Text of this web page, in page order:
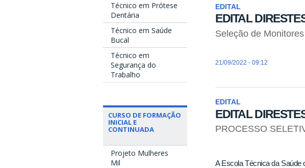
Técnico em Prótese
Dentária
Técnico em Saúde
Bucal
Técnico em
Segurança do
Trabalho
CURSO DE FORMAÇÃO
INICIAL E
CONTINUADA
Projeto Mulheres
Mil
EDITAL
EDITAL
Seleção de
21/09/2022 - 09:12
EDITAL
EDITAL
PROCESSO
A Escola Técnica da Saúde